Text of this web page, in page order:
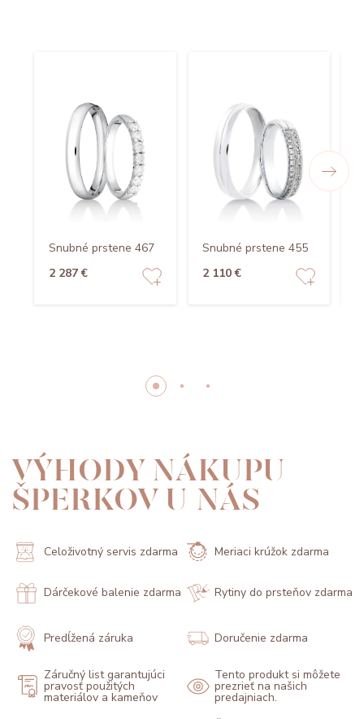
Snubné prstene 467
2 287 €
Snubné prstene 455
2 110 €
VÝHODY NÁKUPU
ŠPERKOV U NÁS
Celoživotný servis zdarma Meriaci krúžok zdarma
Dárčekové balenie zdarma Rytiny do prsteňov zdarma
Predĺžená záruka Doručenie zdarma
Záručný list garantujúci
pravosť použitých
materiálov a kameňov
Tento produkt si môžete
prezrieť na našich
predajniach.